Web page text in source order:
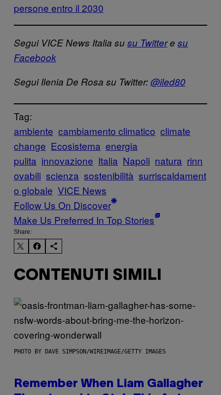
persone entro il 2030
Segui VICE News Italia susu Twittere su
Facebook
Segui Ilenia De Rosa su Twitter:@iled80
Tag:
ambiente cambiamento climatico climate
change Ecosistema energia
pulita innovazione Italia Napoli natura rinn
ovabili scienza sostenibilità surriscaldament
o globale VICE News
Follow Us On Discover
Make Us Preferred In Top Stories
Share:
CONTENUTI SIMILI
PHOTO BY DAVE SIMPSON/WIREIMAGE/GETTY IMAGES
Remember When Liam Gallagher